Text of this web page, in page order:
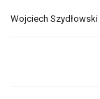
Wojciech Szydłowski